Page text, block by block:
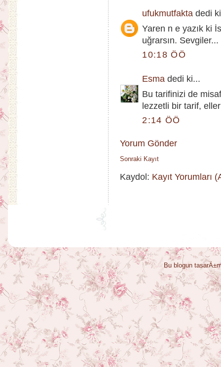
ufukmutfakta dedi
Yaren n e yazık ki
uğrarsın. Sevgiler...
10:18 ÖÖ
Esma dedi ki...
Bu tarifinizi de
lezzetli bir tarif,
2:14 ÖÖ
Yorum Gönder
Sonraki Kayıt
Kaydol: Kayıt Yorumları
Bu blogun